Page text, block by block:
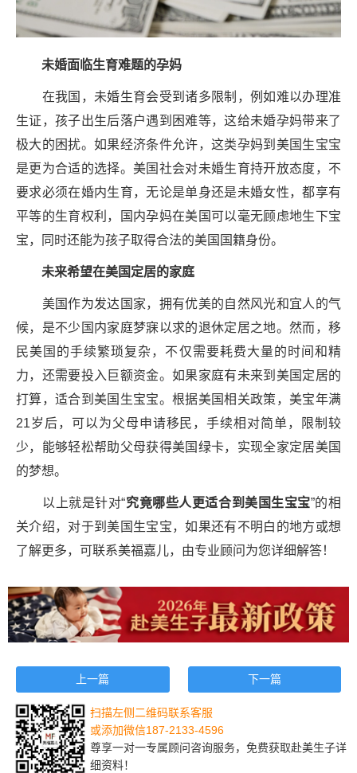
未婚面临生育难题的孕妈
在我国，未婚生育会受到诸多限制，例如难以办理准
生证，孩子出生后落户遇到困难等，这给未婚孕妈带来了
极大的困扰。如果经济条件允许，这类孕妈到美国生宝宝
是更为合适的选择。美国社会对未婚生育持开放态度，不
要求必须在婚内生育，无论是单身还是未婚女性，都享有
平等的生育权利，国内孕妈在美国可以毫无顾虑地生下宝
宝，同时还能为孩子取得合法的美国国籍身份。
未来希望在美国定居的家庭
美国作为发达国家，拥有优美的自然风光和宜人的气
候，是不少国内家庭梦寐以求的退休定居之地。然而，移
民美国的手续繁琐复杂，不仅需要耗费大量的时间和精
力，还需要投入巨额资金。如果家庭有未来到美国定居的
打算，适合到美国生宝宝。根据美国相关政策，美宝年满
21岁后，可以为父母申请移民，手续相对简单，限制较
少，能够轻松帮助父母获得美国绿卡，实现全家定居美国
的梦想。
以上就是针对“究竟哪些人更适合到美国生宝宝”的相
关介绍，对于到美国生宝宝，如果还有不明白的地方或想
了解更多，可联系美福嘉儿，由专业顾问为您详细解答！
上一篇 下一篇
扫描左侧二维码联系客服
或添加微信187-2133-4596
尊享一对一专属顾问咨询服务，免费获取赴美生子详
细资料！